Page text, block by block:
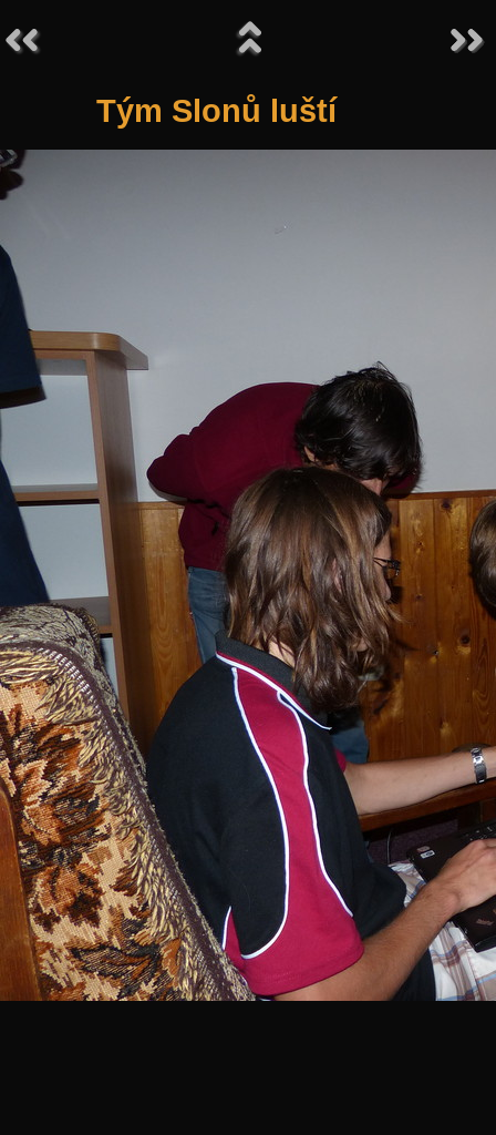
Tým Slonů luští